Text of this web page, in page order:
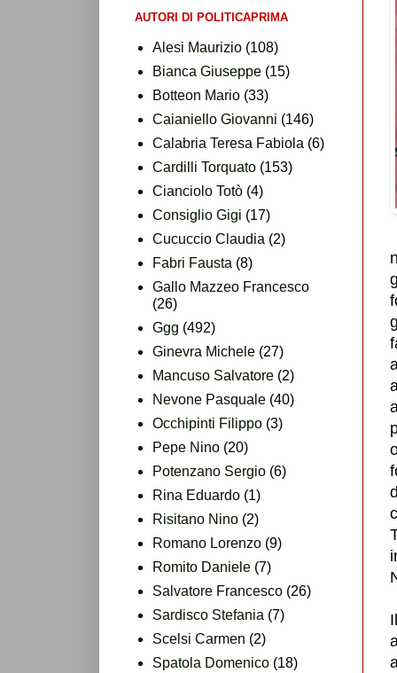
AUTORI DI POLITICAPRIMA
Alesi Maurizio (108)
Bianca Giuseppe (15)
Botteon Mario (33)
Caianiello Giovanni (146)
Calabria Teresa Fabiola (6)
Cardilli Torquato (153)
Cianciolo Totò (4)
Consiglio Gigi (17)
Cucuccio Claudia (2)
Fabri Fausta (8)
Gallo Mazzeo Francesco
(26)
Ggg (492)
Ginevra Michele (27)
Mancuso Salvatore (2)
Nevone Pasquale (40)
Occhipinti Filippo (3)
Pepe Nino (20)
Potenzano Sergio (6)
Rina Eduardo (1)
Risitano Nino (2)
Romano Lorenzo (9)
Romito Daniele (7)
Salvatore Francesco (26)
Sardisco Stefania (7)
Scelsi Carmen (2)
Spatola Domenico (18)